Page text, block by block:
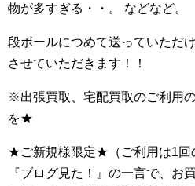
物が多すぎる・・。 などなど。
段ボールにつめて送っていただ
させていただきます！！
※出張買取、宅配買取のご利用
を★
★ご新規様限定★（ご利用は1回
『ブログ見た！』の一言で、お